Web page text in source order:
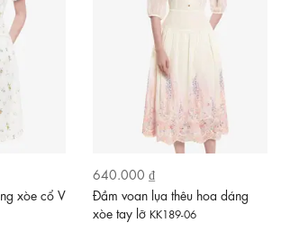
xòe cổ V
640.000 ₫
Đầm voan lụa thêu hoa dáng
xòe tay lỡ KK189-06